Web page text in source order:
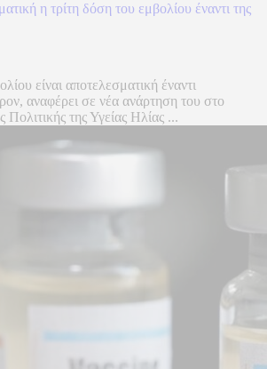
η τρίτη δόση του εμβολίου έναντι της
είναι αποτελεσματική έναντι
αναφέρει σε νέα ανάρτηση του στο
της Υγείας Ηλίας ...